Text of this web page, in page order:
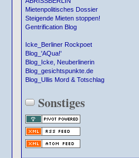
Mietenpolitisches Dossier
Steigende Mieten stoppen!
Gentrification Blog
Icke_Berliner Rockpoet
Blog_'AQua!'
Blog_Icke, Neuberlinerin
Blog_gesichtspunkte.de
Blog_Ullis Mord & Totschlag
Sonstiges